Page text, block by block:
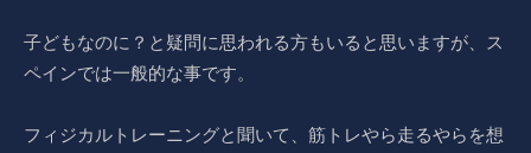
子どもなのに？と疑問に思われる方もいると思いますが、ス
ペインでは一般的な事です。
フィジカルトレーニングと聞いて、筋トレやら走るやらを想